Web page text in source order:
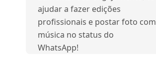
ajudar a fazer edições
profissionais e postar foto com
música no status do
WhatsApp!